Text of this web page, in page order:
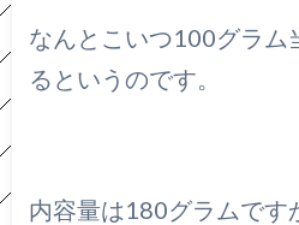
なんとこいつ100グラム
るというのです。
内容量は180グラムです